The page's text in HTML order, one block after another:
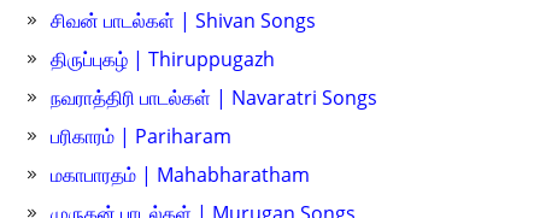
சிவன் பாடல்கள் | Shivan Songs
திருப்புகழ் | Thiruppugazh
நவராத்திரி பாடல்கள் | Navaratri Songs
பரிகாரம் | Pariharam
மகாபாரதம் | Mahabharatham